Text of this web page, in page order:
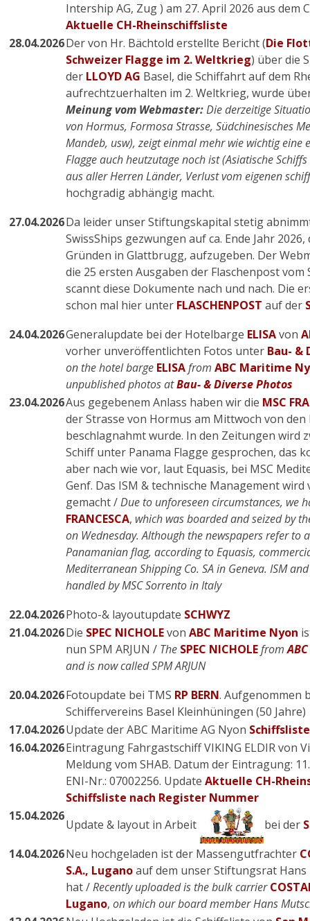
Intership AG, Zug ) am 27. April 2026 aus dem
Aktuelle CH-Rheinschiffsliste
28.04.2026Der von Hr. Bächtold erstellte Bericht (Die
Schweizer Flagge im 2. Weltkrieg) über die
der LLOYD AG Basel, die Schiffahrt auf dem
aufrechtzuerhalten im 2. Weltkrieg, wurde
Meinung vom Webmaster:Die derzeitige
von Hormus, Formosa Strasse, Südchinesisches
Mandeb, usw), zeigt einmal mehr wie wichtig eine
Flagge auch heutzutage noch ist (Asiatische
aus aller Herren Länder, Verlust vom eigenen
hochgradig abhängig macht.
27.04.2026Da leider unser Stiftungskapital stetig
SwissShips gezwungen auf ca. Ende Jahr
Gründen in Glattbrugg, aufzugeben. Der
die 25 ersten Ausgaben der Flaschenpost
scannt diese Dokumente nach und nach. Die
schon mal hier unter FLASCHENPOST auf der
24.04.2026Generalupdate bei der Hotelbarge ELISAvon
vorher unveröffentlichten Fotos unter Bau- &
on the hotel barge ELISAfrom ABC Maritime
unpublished photos atBau- & Diverse Photos
23.04.2026Aus gegebenem Anlass haben wir die MSC
der Strasse von Hormus am Mittwoch von
beschlagnahmt wurde. In den Zeitungen wird
Schiff unter Panama Flagge gesprochen, das
aber nach wie vor, laut Equasis, bei MSC
Genf. Das ISM & technische Management
gemacht /Due to unforeseen circumstances, we
FRANCESCA, which was boarded and seized by
on Wednesday. Although the newspapers refer to
Panamanian flag, according to Equasis,
Mediterranean Shipping Co. SA in Geneva. ISM
handled by MSC Sorrento in Italy
22.04.2026Photo-& layoutupdate SCHWYZ
21.04.2026Die SPEC NICHOLEvon ABC Maritime Nyon
nun SPM ARJUN / The SPEC NICHOLEfrom
and is now called SPM ARJUN
20.04.2026Fotoupdate bei TMS RP BERN. Aufgenommen
Schiffervereins Basel Kleinhüningen (50 Jahre)
17.04.2026Update der ABC Maritime AG Nyon
16.04.2026Eintragung Fahrgastschiff VIKING ELDIR von V
Meldung vom SHAB. Datum der Eintragung:
ENI-Nr.: 07002256. Update Aktuelle CH-
Schiffsliste nach Register Nummer
15.04.2026
Update & layout in Arbeit bei der
14.04.2026Neu hochgeladen ist der Massengutfrachter
S.A., Luganoauf dem unser Stiftungsrat
hat /Recently uploaded is the bulk carrier
Lugano, on which our board member Hans